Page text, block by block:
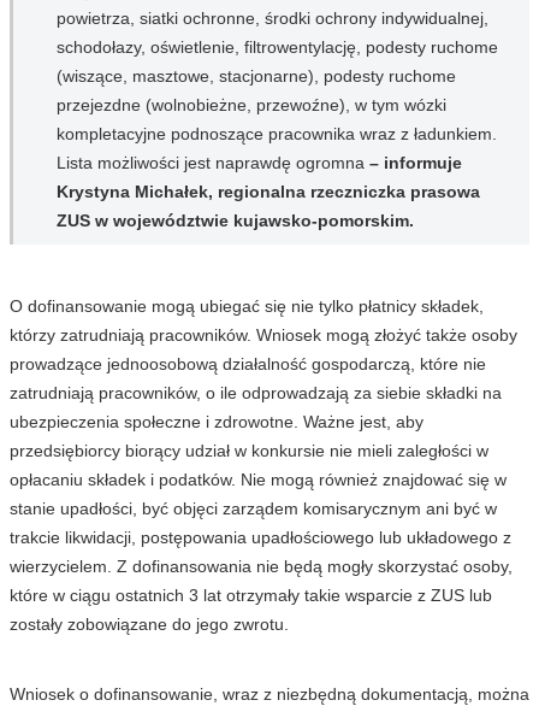
powietrza, siatki ochronne, środki ochrony indywidualnej,
schodołazy, oświetlenie, filtrowentylację, podesty ruchome
(wiszące, masztowe, stacjonarne), podesty ruchome
przejezdne (wolnobieżne, przewoźne), w tym wózki
kompletacyjne podnoszące pracownika wraz z ładunkiem.
Lista możliwości jest naprawdę ogromna – informuje
Krystyna Michałek, regionalna rzeczniczka prasowa
ZUS w województwie kujawsko-pomorskim.
O dofinansowanie mogą ubiegać się nie tylko płatnicy składek,
którzy zatrudniają pracowników. Wniosek mogą złożyć także osoby
prowadzące jednoosobową działalność gospodarczą, które nie
zatrudniają pracowników, o ile odprowadzają za siebie składki na
ubezpieczenia społeczne i zdrowotne. Ważne jest, aby
przedsiębiorcy biorący udział w konkursie nie mieli zaległości w
opłacaniu składek i podatków. Nie mogą również znajdować się w
stanie upadłości, być objęci zarządem komisarycznym ani być w
trakcie likwidacji, postępowania upadłościowego lub układowego z
wierzycielem. Z dofinansowania nie będą mogły skorzystać osoby,
które w ciągu ostatnich 3 lat otrzymały takie wsparcie z ZUS lub
zostały zobowiązane do jego zwrotu.
Wniosek o dofinansowanie, wraz z niezbędną dokumentacją, można